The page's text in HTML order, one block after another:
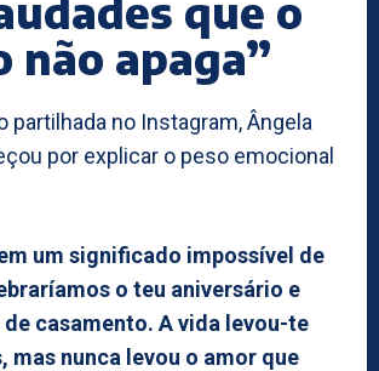
que o
não apaga”
partilhada no Instagram, Ângela
por explicar o peso emocional
um significado impossível de
o teu aniversário e
de casamento. A vida levou-te
mas nunca levou o amor que